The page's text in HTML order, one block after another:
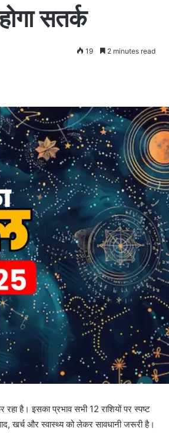
सतर्क
19 2 minutes read
रहा है। इसका प्रभाव सभी 12 राशियों पर स्पष्ट
खर्च और स्वास्थ्य को लेकर सावधानी जरूरी है।